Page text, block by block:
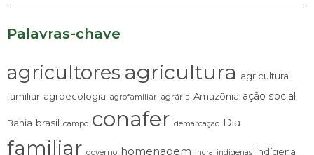
Palavras-chave
agricultores agricultura agricultura
familiar agroecologia agrofamiliar agrária Amazônia ação social
Bahia brasil campo conafer demarcação Dia
familiar governo homenagem incra indigenas indígena